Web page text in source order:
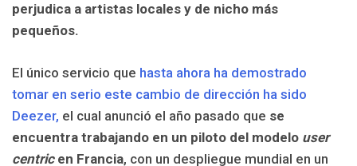
perjudica a artistas locales y de nicho más
pequeños.
El único servicio que hasta ahora ha demostrado
tomar en serio este cambio de dirección ha sido
Deezer, el cual anunció el año pasado que se
encuentra trabajando en un piloto del modelo user
centricen Francia, con un despliegue mundial en un